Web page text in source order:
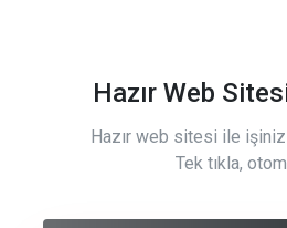
Hazır Web
Hazır web sitesi ile
Tek tıkla,